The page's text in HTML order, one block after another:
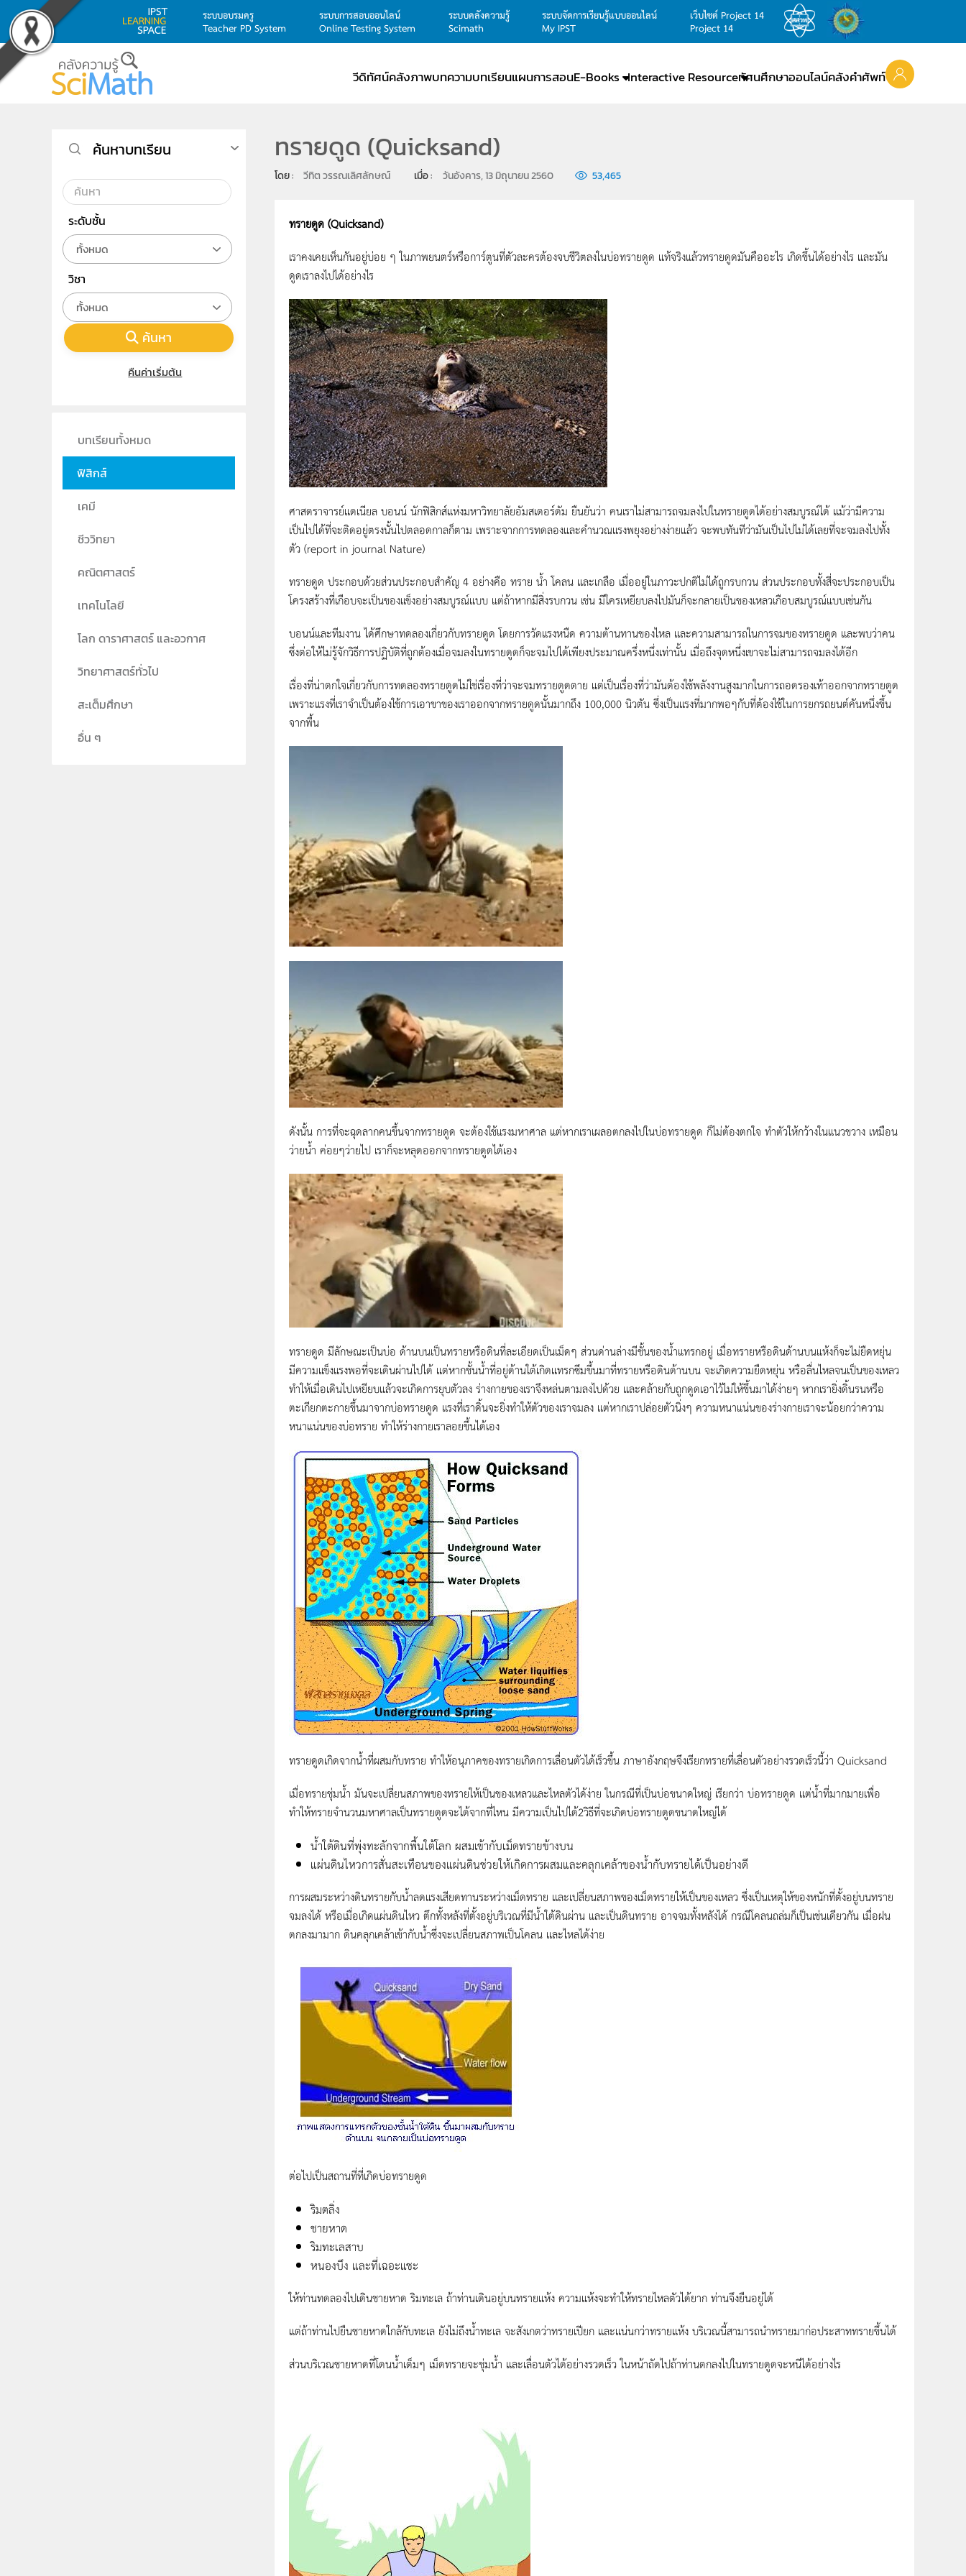
Skip to main content
ระบบอบรมครู
Teacher PD System
ระบบการสอบออนไลน์
Online Testing System
ระบบคลังความรู้
Scimath
ระบบจัดการเรียนรู้แบบออนไลน์
My IPST
เว็บไซต์ Project 14
Project 14
วีดิทัศน์คลังภาพบทความบทเรียนแผนการสอนE-Books Interactive Resourceทัศนศึกษาออนไลน์คลังคำศัพท์
ทรายดูด (Quicksand)
โดย : วีทิต วรรณเลิศลักษณ์ เมื่อ : วันอังคาร, 13 มิถุนายน 2560 53,465
ทรายดูด (Quicksand)
เราคงเคยเห็นกันอยู่บ่อย ๆ ในภาพยนตร์หรือการ์ตูนที่ตัวละครต้องจบชีวิตลงในบ่อทรายดูด แท้จริงแล้วทรายดูดมันคืออะไร เกิดขึ้นได้อย่างไร และมัน
ดูดเราลงไปได้อย่างไร
ศาสตราจารย์แดเนียล บอนน์ นักฟิสิกส์แห่งมหาวิทยาลัยอัมสเตอร์ดัม ยืนยันว่า คนเราไม่สามารถจมลงไปในทรายดูดได้อย่างสมบูรณ์ได้ แม้ว่ามีความ
เป็นไปได้ที่จะติดอยู่ตรงนั้นไปตลอดกาลก็ตาม เพราะจากการทดลองและคำนวณแรงพยุงอย่างง่ายแล้ว จะพบทันทีว่ามันเป็นไปไม่ได้เลยที่จะจมลงไปทั้ง
ตัว (report in journal Nature)
ทรายดูด ประกอบด้วยส่วนประกอบสำคัญ 4 อย่างคือ ทราย น้ำ โคลน และเกลือ เมื่ออยู่ในภาวะปกติไม่ได้ถูกรบกวน ส่วนประกอบทั้งสี่จะประกอบเป็น
โครงสร้างที่เกือบจะเป็นของแข็งอย่างสมบูรณ์แบบ แต่ถ้าหากมีสิ่งรบกวน เช่น มีใครเหยียบลงไปมันก็จะกลายเป็นของเหลวเกือบสมบูรณ์แบบเช่นกัน
บอนน์และทีมงาน ได้ศึกษาทดลองเกี่ยวกับทรายดูด โดยการวัดแรงหนืด ความต้านทานของไหล และความสามารถในการจมของทรายดูด และพบว่าคน
ซึ่งต่อให้ไม่รู้จักวิธีการปฏิบัติที่ถูกต้องเมื่อจมลงในทรายดูดก็จะจมไปได้เพียงประมาณครึ่งหนึ่งเท่านั้น เมื่อถึงจุดหนึ่งเขาจะไม่สามารถจมลงได้อีก
เรื่องที่น่าตกใจเกี่ยวกับการทดลองทรายดูดไม่ใช่เรื่องที่ว่าจะจมทรายดูดตาย แต่เป็นเรื่องที่ว่ามันต้องใช้พลังงานสูงมากในการถอดรองเท้าออกจากทรายดูด
เพราะแรงที่เราจำเป็นต้องใช้การเอาขาของเราออกจากทรายดูดนั้นมากถึง 100,000 นิวตัน ซึ่งเป็นแรงที่มากพอๆกับที่ต้องใช้ในการยกรถยนต์คันหนึ่งขึ้น
จากพื้น
ดังนั้น การที่จะฉุดลากคนขึ้นจากทรายดูด จะต้องใช้แรงมหาศาล แต่หากเราเผลอตกลงไปในบ่อทรายดูด ก็ไม่ต้องตกใจ ทำตัวให้กว้างในแนวขวาง เหมือน
ว่ายน้ำ ค่อยๆว่ายไป เราก็จะหลุดออกจากทรายดูดได้เอง
ทรายดูด มีลักษณะเป็นบ่อ ด้านบนเป็นทรายหรือดินที่ละเอียดเป็นเม็ดๆ ส่วนด่านล่างมีชั้นของน้ำแทรกอยู่ เมื่อทรายหรือดินด้านบนแห้งก็จะไม่ยืดหยุ่น
มีความแข็งแรงพอที่จะเดินผ่านไปได้ แต่หากชั้นน้ำที่อยู่ด้านใต้เกิดแทรกซึมขึ้นมาที่ทรายหรือดินด้านบน จะเกิดความยืดหยุ่น หรือลื่นไหลจนเป็นของเหลว
ทำให้เมื่อเดินไปเหยียบแล้วจะเกิดการยุบตัวลง ร่างกายของเราจึงหล่นตามลงไปด้วย และคล้ายกับถูกดูดเอาไว้ไม่ให้ขึ้นมาได้ง่ายๆ หากเรายิ่งดิ้นรนหรือ
ตะเกียกตะกายขึ้นมาจากบ่อทรายดูด แรงที่เราดิ้นจะยิ่งทำให้ตัวของเราจมลง แต่หากเราปล่อยตัวนิ่งๆ ความหนาแน่นของร่างกายเราจะน้อยกว่าความ
หนาแน่นของบ่อทราย ทำให้ร่างกายเราลอยขึ้นได้เอง
ทรายดูดเกิดจากน้ำที่ผสมกับทราย ทำให้อนุภาคของทรายเกิดการเลื่อนตัวได้เร็วขึ้น ภาษาอังกฤษจึงเรียกทรายที่เลื่อนตัวอย่างรวดเร็วนี้ว่า Quicksand
เมื่อทรายชุ่มน้ำ มันจะเปลี่ยนสภาพของทรายให้เป็นของเหลวและไหลตัวได้ง่าย ในกรณีที่เป็นบ่อขนาดใหญ่ เรียกว่า บ่อทรายดูด แต่น้ำที่มากมายเพื่อ
ทำให้ทรายจำนวนมหาศาลเป็นทรายดูดจะได้จากที่ไหน มีความเป็นไปได้2วิธีที่จะเกิดบ่อทรายดูดขนาดใหญ่ได้
น้ำใต้ดินที่พุ่งทะลักจากพื้นใต้โลก ผสมเข้ากับเม็ดทรายข้างบน
แผ่นดินไหวการสั่นสะเทือนของแผ่นดินช่วยให้เกิดการผสมและคลุกเคล้าของน้ำกับทรายได้เป็นอย่างดี
การผสมระหว่างดินทรายกับน้ำลดแรงเสียดทานระหว่างเม็ดทราย และเปลี่ยนสภาพของเม็ดทรายให้เป็นของเหลว ซึ่งเป็นเหตุให้ของหนักที่ตั้งอยู่บนทราย
จมลงได้ หรือเมื่อเกิดแผ่นดินไหว ตึกทั้งหลังที่ตั้งอยู่บริเวณที่มีน้ำใต้ดินผ่าน และเป็นดินทราย อาจจมทั้งหลังได้ กรณีโคลนถล่มก็เป็นเช่นเดียวกัน เมื่อฝน
ตกลงมามาก ดินคลุกเคล้าเข้ากับน้ำซึ่งจะเปลี่ยนสภาพเป็นโคลน และไหลได้ง่าย
ต่อไปเป็นสถานที่ที่เกิดบ่อทรายดูด
ริมตลิ่ง
ชายหาด
ริมทะเลสาบ
หนองบึง และที่เฉอะแชะ
ให้ท่านทดลองไปเดินชายหาด ริมทะเล ถ้าท่านเดินอยู่บนทรายแห้ง ความแห้งจะทำให้ทรายไหลตัวได้ยาก ท่านจึงยืนอยู่ได้
แต่ถ้าท่านไปยืนชายหาดใกล้กับทะเล ยังไม่ถึงน้ำทะเล จะสังเกตว่าทรายเปียก และแน่นกว่าทรายแห้ง บริเวณนี้สามารถนำทรายมาก่อประสาททรายขึ้นได้
ส่วนบริเวณชายหาดที่โดนน้ำเต็มๆ เม็ดทรายจะชุ่มน้ำ และเลื่อนตัวได้อย่างรวดเร็ว ในหน้าถัดไปถ้าท่านตกลงไปในทรายดูดจะหนีได้อย่างไร
ค้นหาบทเรียน
ระดับชั้น
ทั้งหมด
วิชา
ทั้งหมด
ค้นหา
คืนค่าเริ่มต้น
บทเรียนทั้งหมด
ฟิสิกส์
เคมี
ชีววิทยา
คณิตศาสตร์
เทคโนโลยี
โลก ดาราศาสตร์ และอวกาศ
วิทยาศาสตร์ทั่วไป
สะเต็มศึกษา
อื่น ๆ